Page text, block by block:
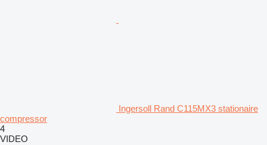
Ingersoll Rand C115MX3 stationaire
compressor
4
VIDEO